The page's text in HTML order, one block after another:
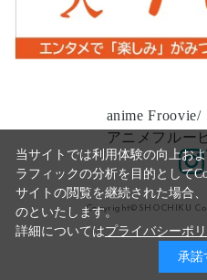
anime Froovie/
アニメフルー
Copyright©SHOCHIKU
当サイトでは利用体験の向上お
ラフィックの分析を目的として
サイトの閲覧を継続された場合
のといたします。
詳細についてはプライバシーポ
承諾